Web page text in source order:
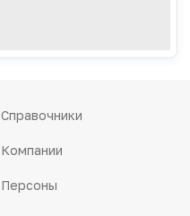
Справочники
Компании
Персоны